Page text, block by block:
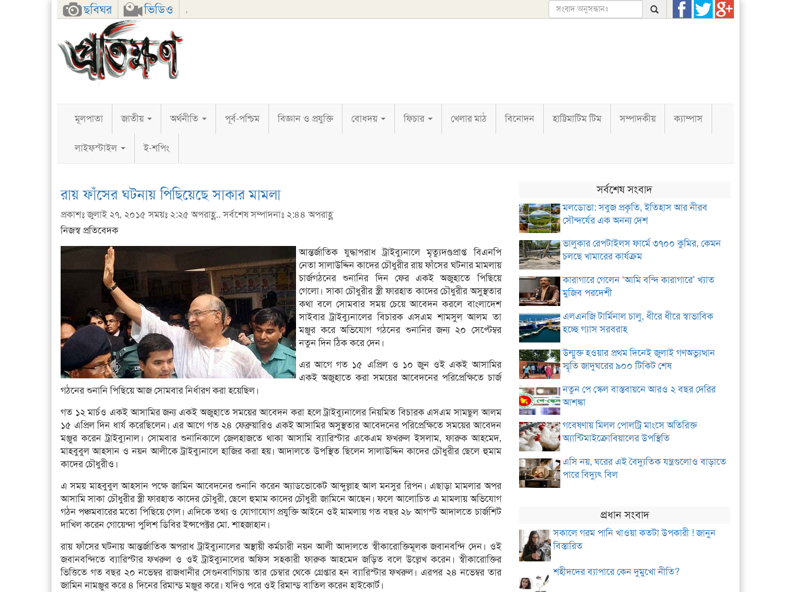
ছবিঘর ভিডিও ,
FacebookTwitterGoogle+
মূলপাতা জাতীয় অর্থনীতি পূর্ব-পশ্চিম বিজ্ঞান ও প্রযুক্তি বোধদয় ফিচার খেলার মাঠ বিনোদন হাট্টিমাটিম টিম সম্পাদকীয় ক্যাম্পাস
লাইফস্টাইল ই-শপিং
রায় ফাঁসের ঘটনায় পিছিয়েছে সাকার মামলা
প্রকাশঃ জুলাই ২৭, ২০১৫ সময়ঃ ২:২৫ অপরাহ্ণ.. সর্বশেষ সম্পাদনাঃ ২:৪৪ অপরাহ্ণ
নিজস্ব প্রতিবেদক
আন্তর্জাতিক যুদ্ধাপরাধ ট্রাইব্যুনালে মৃত্যুদণ্ডপ্রাপ্ত বিএনপি
নেতা সালাউদ্দিন কাদের চৌধুরীর রায় ফাঁসের ঘটনার মামলায়
চার্জগঠনের শুনানির দিন ফের একই অজুহাতে পিছিয়ে
গেলো। সাকা চৌধুরীর স্ত্রী ফারহাত কাদের চৌধুরীর অসুস্থতার
কথা বলে সোমবার সময় চেয়ে আবেদন করলে বাংলাদেশ
সাইবার ট্রাইব্যুনালের বিচারক এসএম শামসুল আলম তা
মঞ্জুর করে অভিযোগ গঠনের শুনানির জন্য ২০ সেপ্টেম্বর
নতুন দিন ঠিক করে দেন।
এর আগে গত ১৫ এপ্রিল ও ১০ জুন ওই একই আসামির
একই অজুহাতে করা সময়ের আবেদনের পরিপ্রেক্ষিতে চার্জ
গঠনের শুনানি পিছিয়ে আজ সোমবার নির্ধারণ করা হয়েছিল।
গত ১২ মার্চও একই আসামির জন্য একই অজুহাতে সময়ের আবেদন করা হলে ট্রাইব্যুনালের নিয়মিত বিচারক এসএম সামছুল আলম
১৫ এপ্রিল দিন ধার্য করেছিলেন। এর আগে গত ২৪ ফেব্রুয়ারিও একই আসামির অসুস্থতার আবেদনের পরিপ্রেক্ষিতে সময়ের আবেদন
মঞ্জুর করেন ট্রাইব্যুনাল। সোমবার শুনানিকালে জেলহাজতে থাকা আসামি ব্যারিস্টার একেএম ফখরুল ইসলাম, ফারুক আহমেদ,
মাহবুবুল আহসান ও নয়ন আলীকে ট্রাইব্যুনালে হাজির করা হয়। আদালতে উপস্থিত ছিলেন সালাউদ্দিন কাদের চৌধুরীর ছেলে হুমাম
কাদের চৌধুরীও।
এ সময় মাহবুবুল আহসান পক্ষে জামিন আবেদনের শুনানি করেন অ্যাডভোকেট আব্দুল্লাহ আল মনসুর রিপন। এছাড়া মামলার অপর
আসামি সাকা চৌধুরীর স্ত্রী ফারহাত কাদের চৌধুরী, ছেলে হুমাম কাদের চৌধুরী জামিনে আছেন। ফলে আলোচিত এ মামলায় অভিযোগ
গঠন পঞ্চমবারের মতো পিছিয়ে গেল। এদিকে তথ্য ও যোগাযোগ প্রযুক্তি আইনে ওই মামলায় গত বছর ২৮ আগস্ট আদালতে চার্জশিট
দাখিল করেন গোয়েন্দা পুলিশ ডিবির ইন্সপেক্টর মো. শাহজাহান।
রায় ফাঁসের ঘটনায় আন্তর্জাতিক অপরাধ ট্রাইব্যুনালের অস্থায়ী কর্মচারী নয়ন আলী আদালতে স্বীকারোক্তিমূলক জবানবন্দি দেন। ওই
জবানবন্দিতে ব্যারিস্টার ফখরুল ও ওই ট্রাইব্যুনালের অফিস সহকারী ফারুক আহমেদ জড়িত বলে উল্লেখ করেন। স্বীকারোক্তির
ভিত্তিতে গত বছর ২০ নভেম্বর রাজধানীর সেগুনবাগিচায় তার চেম্বার থেকে গ্রেপ্তার হন ব্যারিস্টার ফখরুল। এরপর ২৪ নভেম্বর তার
জামিন নামঞ্জুর করে ৪ দিনের রিমান্ড মঞ্জুর করে। যদিও পরে ওই রিমান্ড বাতিল করেন হাইকোর্ট।
সর্বশেষ সংবাদ
মলডোভা: সবুজ প্রকৃতি, ইতিহাস আর নীরব
সৌন্দর্যের এক অনন্য দেশ
ভালুকার রেপটাইলস ফার্মে ৩৭০০ কুমির, কেমন
চলছে খামারের কার্যক্রম
কারাগারে গেলেন ‘আমি বন্দি কারাগারে’ খ্যাত
মুজিব পরদেশী
এলএনজি টার্মিনাল চালু, ধীরে ধীরে স্বাভাবিক
হচ্ছে গ্যাস সরবরাহ
উন্মুক্ত হওয়ার প্রথম দিনেই জুলাই গণঅভ্যুত্থান
স্মৃতি জাদুঘরের ৯০০ টিকিট শেষ
নতুন পে স্কেল বাস্তবায়নে আরও ২ বছর দেরির
আশঙ্কা
গবেষণায় মিলল পোলট্রি মাংসে অতিরিক্ত
অ্যান্টিমাইক্রোবিয়ালের উপস্থিতি
এসি নয়, ঘরের এই বৈদ্যুতিক যন্ত্রগুলোও বাড়াতে
পারে বিদ্যুৎ বিল
প্রধান সংবাদ
সকালে গরম পানি খাওয়া কতটা উপকারী ! জানুন
বিস্তারিত
শহীদদের ব্যাপারে কেন দুমুখো নীতি?